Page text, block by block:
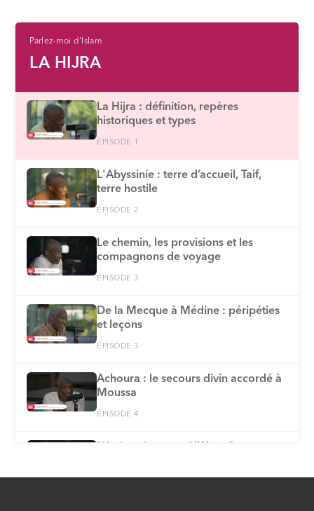
Parlez-moi d'Islam
LA HIJRA
La Hijra : définition, repères
historiques et types
ÉPISODE 1
L'Abyssinie : terre d’accueil, Taif,
terre hostile
ÉPISODE 2
Le chemin, les provisions et les
compagnons de voyage
ÉPISODE 3
De la Mecque à Médine : péripéties
et leçons
ÉPISODE 3
Achoura : le secours divin accordé à
Moussa
ÉPISODE 4